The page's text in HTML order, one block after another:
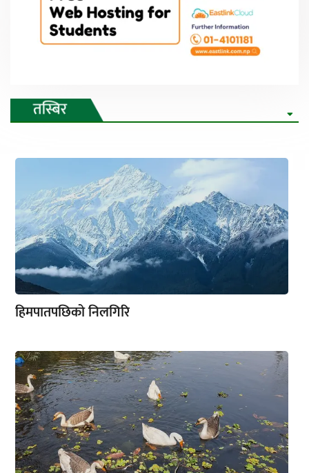
हिमपातपछिको निलगिरि